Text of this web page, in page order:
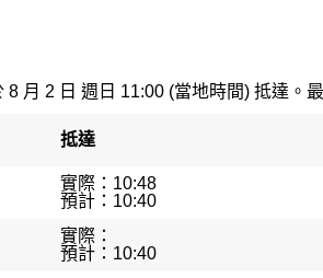
月 2 日 週日 11:00 (當地時間) 抵達。
抵達
實際：10:48
預計：10:40
實際：
預計：10:40